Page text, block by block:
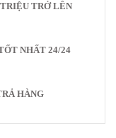
TRỞ LÊN
NHẤT 24/24
HÀNG